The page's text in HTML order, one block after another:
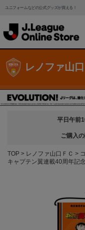
ユニフォームなどの公式グッズが買える！
レノファ山
平日午前
ご購入
TOP レノファ山口ＦＣ
キャプテン翼連載40周年記